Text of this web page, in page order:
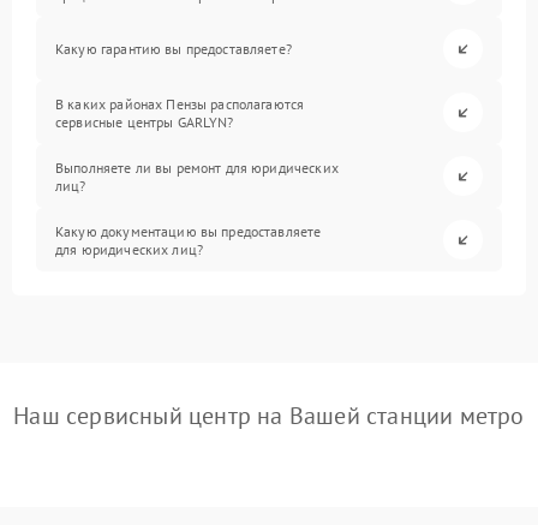
Какую гарантию вы предоставляете?
В каких районах Пензы располагаются
сервисные центры GARLYN?
Выполняете ли вы ремонт для юридических
лиц?
Какую документацию вы предоставляете
для юридических лиц?
Наш сервисный центр на Вашей станции метро